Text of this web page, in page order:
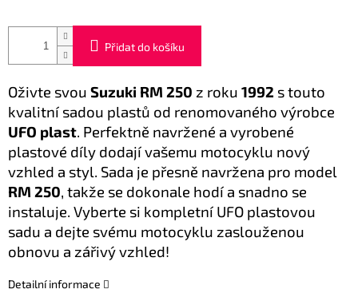
cena:
Přidat do košíku
Oživte svou Suzuki RM 250 z roku 1992 s touto
kvalitní sadou plastů od renomovaného výrobce
UFO plast. Perfektně navržené a vyrobené
plastové díly dodají vašemu motocyklu nový
vzhled a styl. Sada je přesně navržena pro model
RM 250, takže se dokonale hodí a snadno se
instaluje. Vyberte si kompletní UFO plastovou
sadu a dejte svému motocyklu zaslouženou
obnovu a zářivý vzhled!
Detailní informace